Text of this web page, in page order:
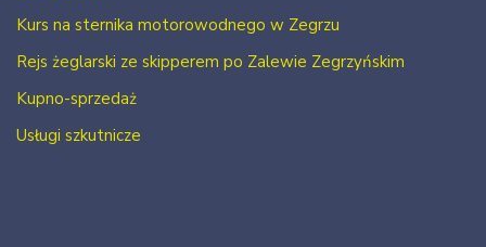
Kurs na sternika motorowodnego w Zegrzu
Rejs żeglarski ze skipperem po Zalewie Zegrzyńskim
Kupno-sprzedaż
Usługi szkutnicze